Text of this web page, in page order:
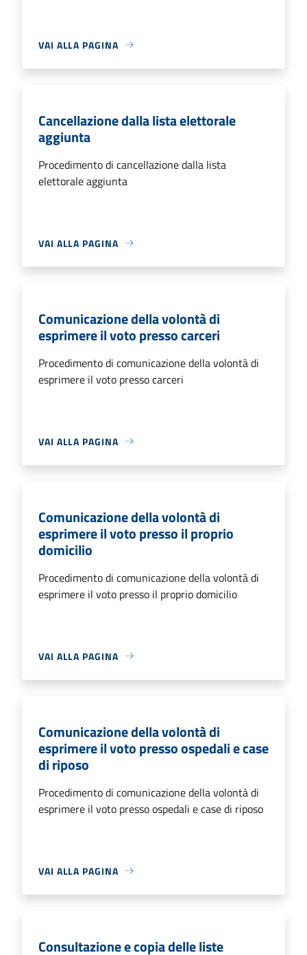
VAI ALLA PAGINA
Cancellazione dalla lista elettorale
aggiunta
Procedimento di cancellazione dalla lista
elettorale aggiunta
VAI ALLA PAGINA
Comunicazione della volontà di
esprimere il voto presso carceri
Procedimento di comunicazione della volontà di
esprimere il voto presso carceri
VAI ALLA PAGINA
Comunicazione della volontà di
esprimere il voto presso il proprio
domicilio
Procedimento di comunicazione della volontà di
esprimere il voto presso il proprio domicilio
VAI ALLA PAGINA
Comunicazione della volontà di
esprimere il voto presso ospedali e case
di riposo
Procedimento di comunicazione della volontà di
esprimere il voto presso ospedali e case di riposo
VAI ALLA PAGINA
Consultazione e copia delle liste